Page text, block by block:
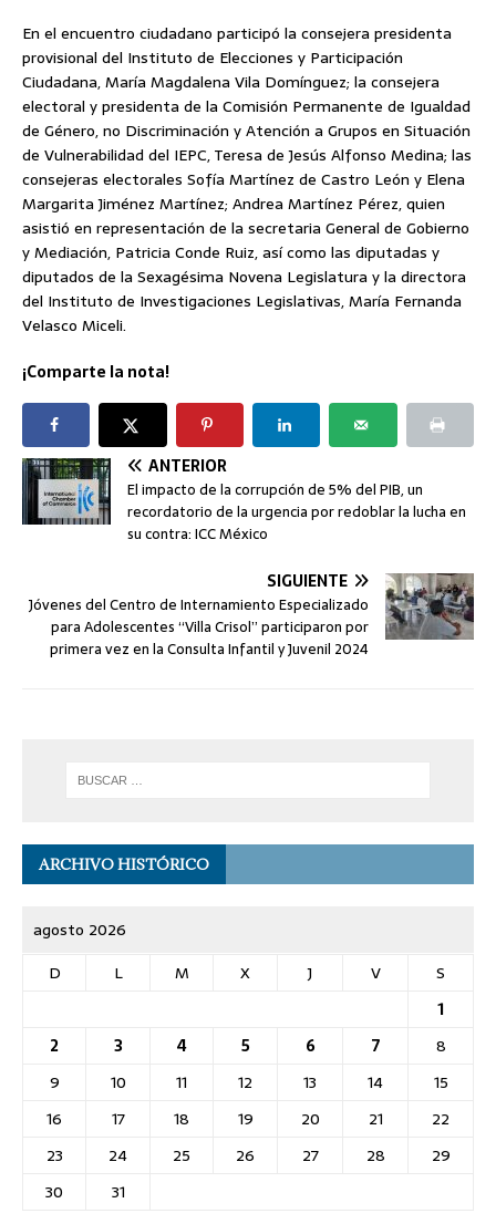
En el encuentro ciudadano participó la consejera presidenta
provisional del Instituto de Elecciones y Participación
Ciudadana, María Magdalena Vila Domínguez; la consejera
electoral y presidenta de la Comisión Permanente de Igualdad
de Género, no Discriminación y Atención a Grupos en Situación
de Vulnerabilidad del IEPC, Teresa de Jesús Alfonso Medina; las
consejeras electorales Sofía Martínez de Castro León y Elena
Margarita Jiménez Martínez; Andrea Martínez Pérez, quien
asistió en representación de la secretaria General de Gobierno
y Mediación, Patricia Conde Ruiz, así como las diputadas y
diputados de la Sexagésima Novena Legislatura y la directora
del Instituto de Investigaciones Legislativas, María Fernanda
Velasco Miceli.
¡Comparte la nota!
ANTERIOR
El impacto de la corrupción de 5% del PIB, un
recordatorio de la urgencia por redoblar la lucha en
su contra: ICC México
SIGUIENTE
Jóvenes del Centro de Internamiento Especializado
para Adolescentes “Villa Crisol” participaron por
primera vez en la Consulta Infantil y Juvenil 2024
ARCHIVO HISTÓRICO
agosto 2026
D
L M X J V
S
1
2
3 4 5 6 7
8
9
10 11 12 13 14
15
16
17 18 19 20 21
22
23
24 25 26 27 28
29
30
31